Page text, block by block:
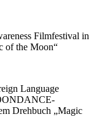
Filmfestival in
of the Moon“
Language
Drehbuch „Magic